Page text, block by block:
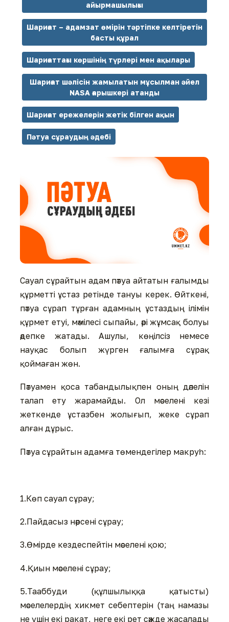
айырмашылығы
Шариғат – адамзат өмірін тәртіпке келтіретін
басты құрал
Шариғаттағы көршінің түрлері мен ақылары
Шариғат шәлісін жамылатын мұсылман әйел
NASA ғарышкері атанды
Шариғат ережелерін жетік білген ақын
Пәтуа сұраудың әдебі
Сауал сұрайтын адам пәтуа айтатын ғалымды
құрметті ұстаз ретінде тануы керек. Өйткені,
пәтуа сұрап тұрған адамның ұстаздың ілімін
құрмет етуі, мәмілесі сыпайы, әрі жұмсақ болуы
әдепке жатады. Ашулы, көңілсіз немесе
науқас болып жүрген ғалымға сұрақ
қоймаған жөн.
Пәтуамен қоса табандылықпен оның дәлелін
талап ету жарамайды. Ол мәселені кезі
жеткенде ұстазбен жолығып, жеке сұрап
алған дұрыс.
Пәтуа сұрайтын адамға төмендегілер макруһ:
1.Көп сауал сұрау;
2.Пайдасыз нәрсені сұрау;
3.Өмірде кездеспейтін мәселені қою;
4.Қиын мәселені сұрау;
5.Тааббуди (құлшылыққа қатысты)
мәселелердің хикмет себептерін (таң намазы
не үшін екі ракат, неге екі рет сәжде жасалады